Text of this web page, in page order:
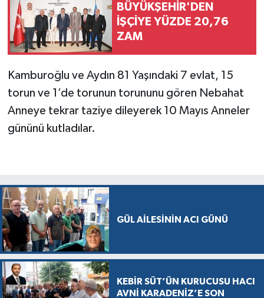
BÜYÜKŞEHİR'DEN
İŞÇİYE YÜZDE 20,76
ZAM
Kamburoğlu ve Aydın 81 Yaşındaki 7 evlat, 15
torun ve 1’de torunun torununu gören Nebahat
Anneye tekrar taziye dileyerek 10 Mayıs Anneler
gününü kutladılar.
GÜL AİLESİNİN ACI GÜNÜ
KEBİR SÜT’ÜN KURUCUSU HACI
AVNİ KARADENİZ’E SON